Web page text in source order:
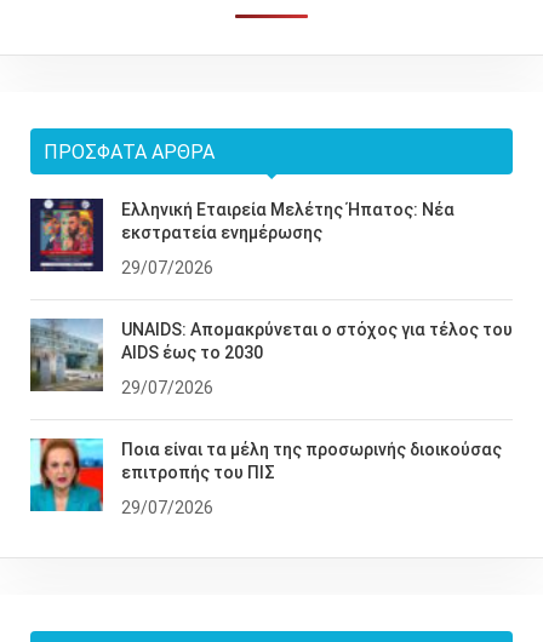
ΠΡΌΣΦΑΤΑ ΆΡΘΡΑ
Ελληνική Εταιρεία Μελέτης Ήπατος: Νέα
εκστρατεία ενημέρωσης
29/07/2026
UNAIDS: Απομακρύνεται ο στόχος για τέλος του
AIDS έως το 2030
29/07/2026
Ποια είναι τα μέλη της προσωρινής διοικούσας
επιτροπής του ΠΙΣ
29/07/2026